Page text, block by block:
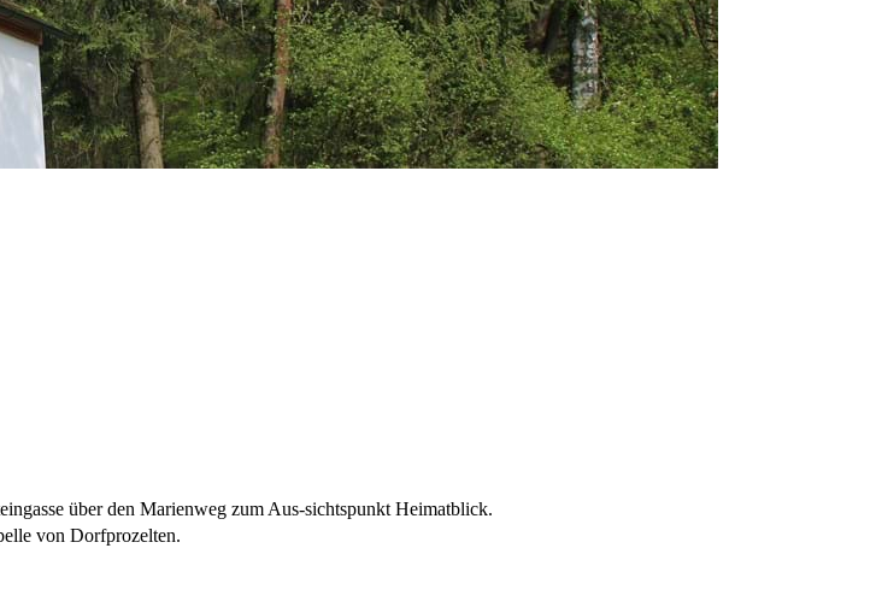
über den Marienweg zum Aus-sichtspunkt Heimatblick.
von Dorfprozelten.